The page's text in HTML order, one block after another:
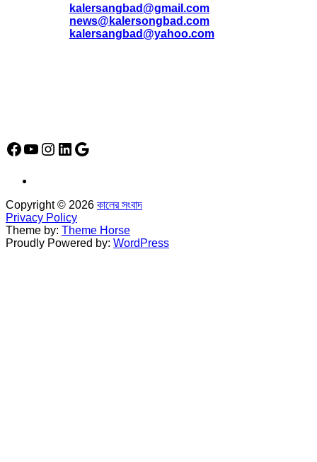
kalersangbad@gmail.com
news@kalersongbad.com
kalersangbad@yahoo.com
Facebook
YouTube
Instagram
LinkedIn
Google
Copyright © 2026 কালের সংবাদ
Privacy Policy
Theme by: Theme Horse
Proudly Powered by: WordPress